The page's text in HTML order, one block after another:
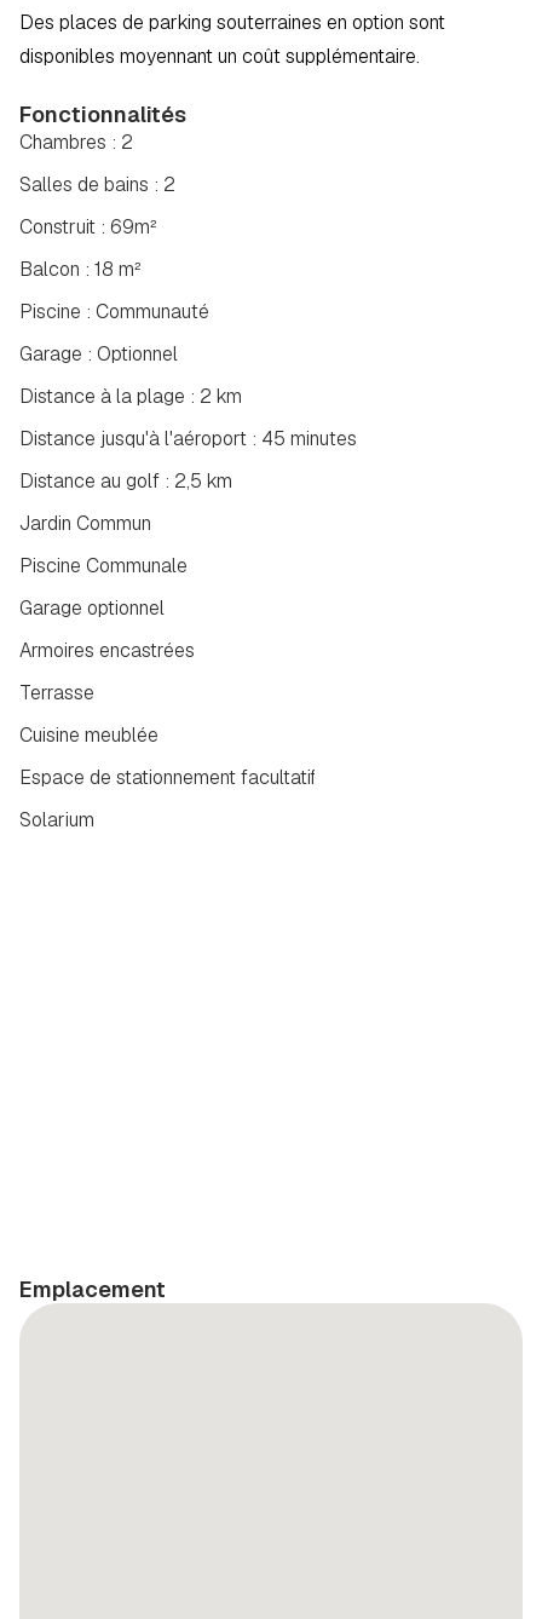
Des places de parking souterraines en option sont
disponibles moyennant un coût supplémentaire.
Fonctionnalités
Salles de bains : 2
Construit : 69m²
Chambres : 2
Balcon : 18 m²
Piscine : Communauté
Garage : Optionnel
Distance à la plage : 2 km
Distance jusqu'à l'aéroport : 45 minutes
Distance au golf : 2,5 km
Jardin Commun
Piscine Communale
Garage optionnel
Armoires encastrées
Terrasse
Cuisine meublée
Espace de stationnement facultatif
Solarium
Emplacement